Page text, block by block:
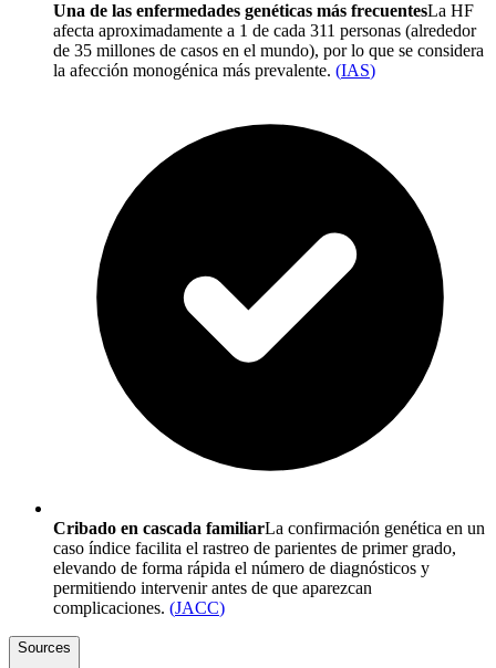
Una de las enfermedades genéticas más frecuentesLa HF
afecta aproximadamente a 1 de cada 311 personas (alrededor
de 35 millones de casos en el mundo), por lo que se considera
la afección monogénica más prevalente. (IAS)
Cribado en cascada familiarLa confirmación genética en un
caso índice facilita el rastreo de parientes de primer grado,
elevando de forma rápida el número de diagnósticos y
permitiendo intervenir antes de que aparezcan
complicaciones. (JACC)
Sources